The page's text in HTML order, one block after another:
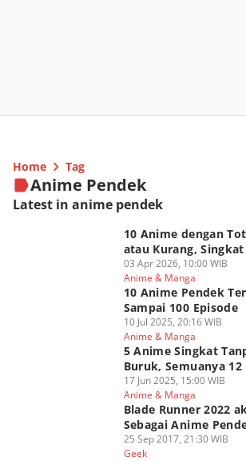
Home Tag
Anime Pendek
Latest in anime pendek
10 Anime dengan
atau Kurang,
03 Apr 2026, 10:00 WIB
Anime & Manga
10 Anime Pendek
Sampai 100 Episode
10 Jul 2025, 20:16 WIB
Anime & Manga
5 Anime Singkat
Buruk, Semuanya 12
17 Jun 2025, 15:00 WIB
Anime & Manga
Blade Runner 2022
Sebagai Anime
25 Sep 2017, 21:30 WIB
Geek